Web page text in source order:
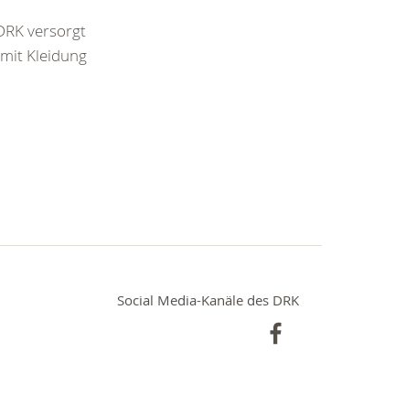
versorgt
Kleidung
Social Media-Kanäle des DRK